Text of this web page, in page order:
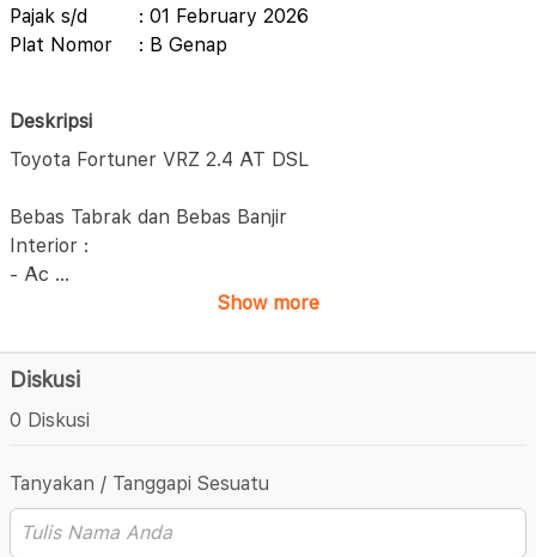
Pajak s/d
: 01 February 2026
Plat Nomor
: B Genap
Deskripsi
Toyota Fortuner VRZ 2.4 AT DSL
Bebas Tabrak dan Bebas Banjir
Interior :
- Ac ...
Show more
Diskusi
0 Diskusi
Tanyakan / Tanggapi Sesuatu